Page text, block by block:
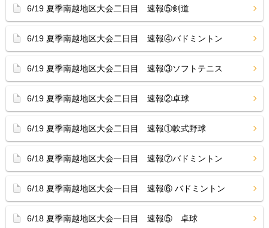
6/19 夏季南越地区大会二日目 速報⑤剣道
6/19 夏季南越地区大会二日目 速報④バドミントン
6/19 夏季南越地区大会二日目 速報③ソフトテニス
6/19 夏季南越地区大会二日目 速報②卓球
6/19 夏季南越地区大会二日目 速報①軟式野球
6/18 夏季南越地区大会一日目 速報⑦バドミントン
6/18 夏季南越地区大会一日目 速報⑥ バドミントン
6/18 夏季南越地区大会一日目 速報⑤ 卓球